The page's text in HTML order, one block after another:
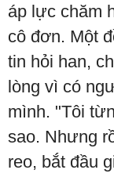
áp lực chăm
cô đơn. Một
tin hỏi han,
lòng vì có
mình. "Tôi
sao. Nhưng
reo, bắt đầu